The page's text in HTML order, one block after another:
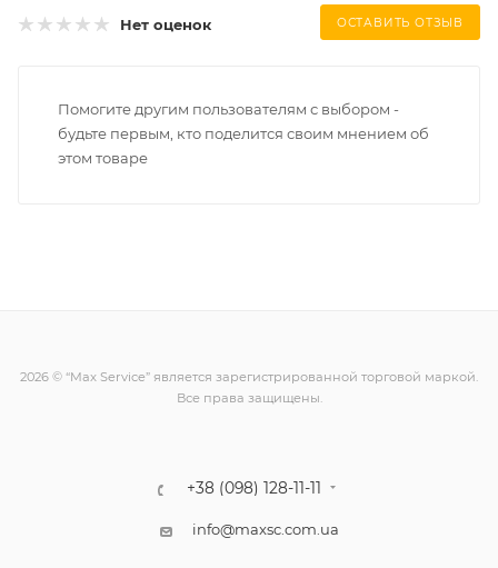
Нет оценок ОСТАВИТЬ ОТЗЫВ
Помогите другим пользователям с выбором -
будьте первым, кто поделится своим мнением об
этом товаре
2026 © “Max Service” является зарегистрированной торговой маркой.
Все права защищены.
+38 (098) 128-11-11
info@maxsc.com.ua